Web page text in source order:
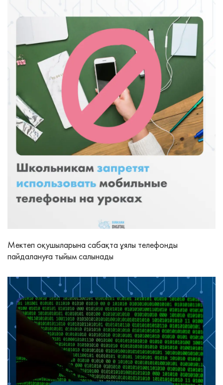
Мектеп оқушыларына сабақта ұялы телефонды
пайдалануға тыйым салынады